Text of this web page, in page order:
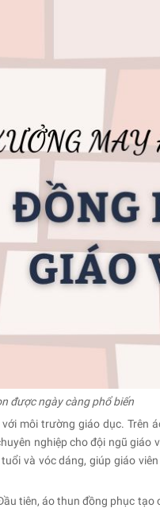
được ngày càng phổ biến
môi trường giáo dục. Trên
nghiệp cho đội ngũ giáo
và vóc dáng, giúp giáo
tiên, áo thun đồng phục tạo